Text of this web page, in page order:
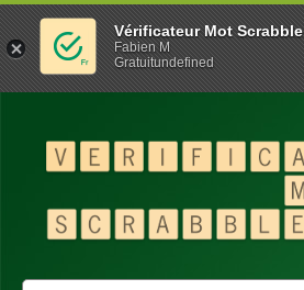
Vérificateur Mot Scrabble
Fabien M
Gratuitundefined